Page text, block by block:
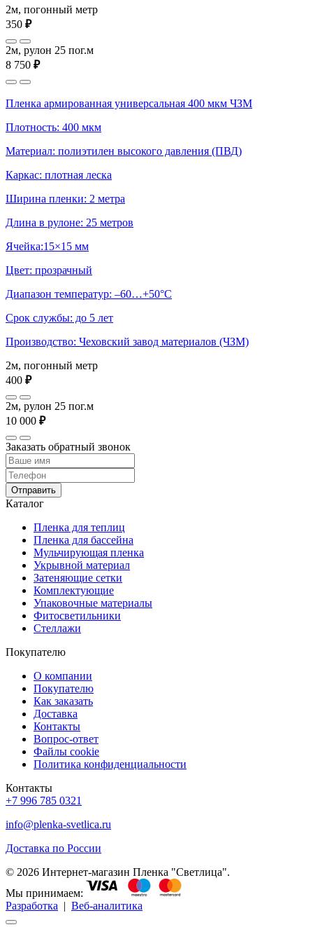
2м, погонный метр
350 ₽
2м, рулон 25 пог.м
8 750 ₽
Пленка армированная универсальная 400 мкм ЧЗМ
Плотность: 400 мкм
Материал: полиэтилен высокого давления (ПВД)
Каркас: плотная леска
Ширина пленки: 2 метра
Длина в рулоне: 25 метров
Ячейка:15×15 мм
Цвет: прозрачный
Диапазон температур: –60…+50°С
Срок службы: до 5 лет
Производство: Чеховский завод материалов (ЧЗМ)
2м, погонный метр
400 ₽
2м, рулон 25 пог.м
10 000 ₽
Заказать обратный звонок
Отправить
Каталог
Пленка для теплиц
Пленка для бассейна
Мульчирующая пленка
Укрывной материал
Затеняющие сетки
Комплектующие
Упаковочные материалы
Фитосветильники
Стеллажи
Покупателю
О компании
Покупателю
Как заказать
Доставка
Контакты
Вопрос-ответ
Файлы cookie
Политика конфиденциальности
Контакты
+7 996 785 0321
info@plenka-svetlica.ru
Доставка по России
© 2026 Интернет-магазин Пленка "Светлица".
Мы принимаем:
Разработка | Веб-аналитика